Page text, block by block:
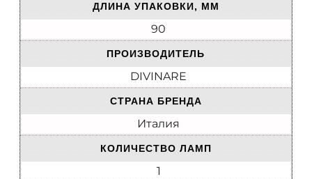
ДЛИНА УПАКОВКИ, ММ
90
ПРОИЗВОДИТЕЛЬ
DIVINARE
СТРАНА БРЕНДА
Италия
КОЛИЧЕСТВО ЛАМП
1